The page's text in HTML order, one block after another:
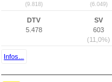
(9.818) (6.049)
DTV
5.478
SV
603
(11,0%)
Infos...